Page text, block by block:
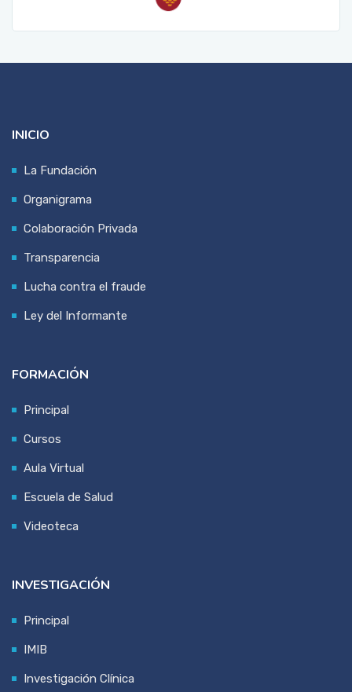
INICIO
La Fundación
Organigrama
Colaboración Privada
Transparencia
Lucha contra el fraude
Ley del Informante
FORMACIÓN
Principal
Cursos
Aula Virtual
Escuela de Salud
Videoteca
INVESTIGACIÓN
Principal
IMIB
Investigación Clínica